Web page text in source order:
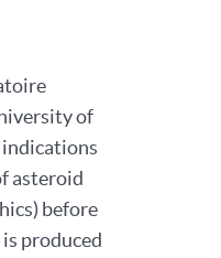
of
indications
asteroid
before
produced